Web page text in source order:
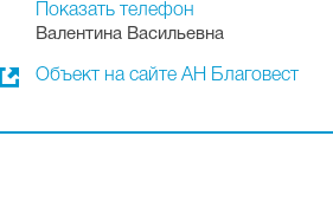
Показать телефон
Валентина Васильевна
Объект на сайте АН Благовест